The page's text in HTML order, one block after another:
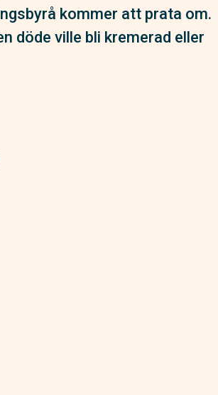
kommer att prata om.
döde ville bli kremerad eller